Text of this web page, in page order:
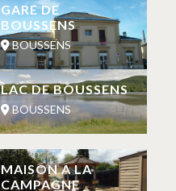
GARE DE
BOUSSENS
BOUSSENS
LAC DE BOUSSENS
BOUSSENS
MAISON A LA
CAMPAGNE